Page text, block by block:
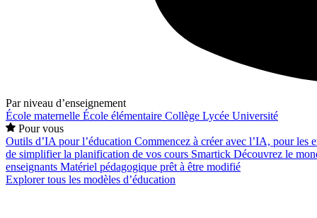
Par niveau d’enseignement
École maternelle École élémentaire Collège Lycée Université
Pour vous
Outils d’IA pour l’éducation Commencez à créer avec l’IA, pour les
de simplifier la planification de vos cours Smartick Découvrez le
enseignants Matériel pédagogique prêt à être modifié
Explorer tous les modèles d’éducation